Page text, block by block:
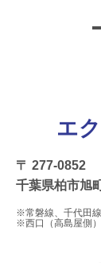
エ
〒 277-0852
千葉県柏市
※常磐線、千代田
※西口（高島屋側